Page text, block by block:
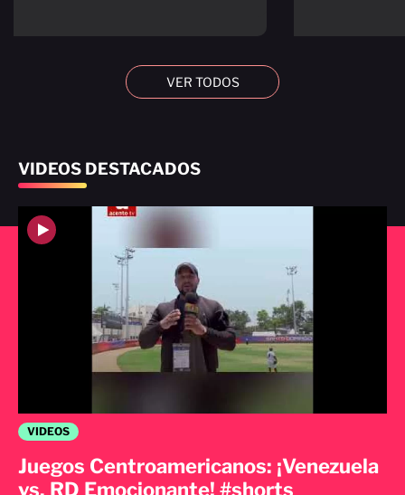
VER TODOS
VIDEOS DESTACADOS
VIDEOS
Juegos Centroamericanos: ¡Venezuela
vs. RD Emocionante! #shorts